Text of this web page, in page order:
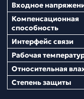
Входное
Компенсационная
способность
Интерфейс связи
Рабочая
Относительная
Степень защиты